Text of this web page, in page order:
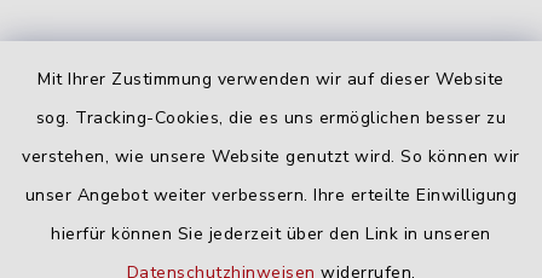
Mit Ihrer Zustimmung verwenden wir auf dieser Website
sog. Tracking-Cookies, die es uns ermöglichen besser zu
verstehen, wie unsere Website genutzt wird. So können wir
unser Angebot weiter verbessern. Ihre erteilte Einwilligung
hierfür können Sie jederzeit über den Link in unseren
Datenschutzhinweisen widerrufen.
Landratsamt Neu-Ulm
Fahrplanauskunft DING